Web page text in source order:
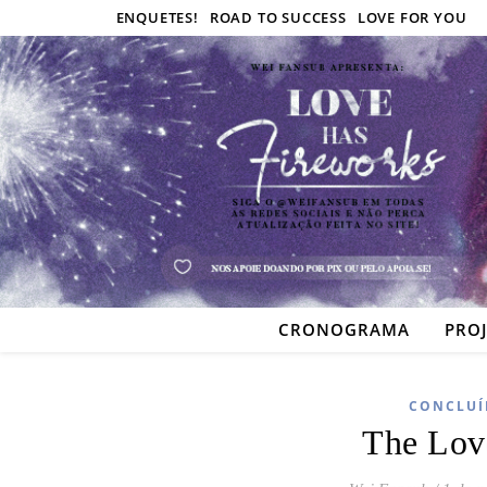
ENQUETES! ROAD TO SUCCESS LOVE FOR YOU
CRONOGRAMA
The